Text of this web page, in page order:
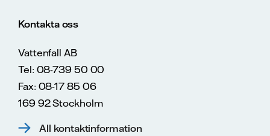
Kontakta oss
Vattenfall AB
Tel: 08-739 50 00
Fax: 08-17 85 06
169 92 Stockholm
All kontaktinformation